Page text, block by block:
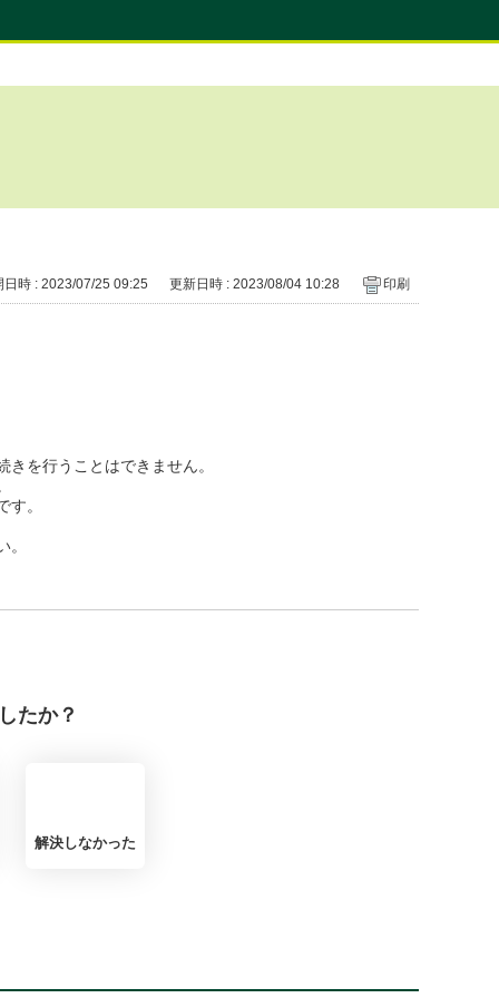
日時 : 2023/07/25 09:25 更新日時 : 2023/08/04 10:28 印刷
を行うことはできません。
。
たか？
解決しなかった